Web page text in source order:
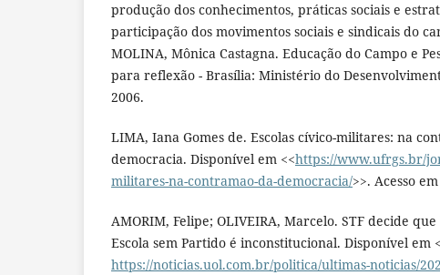
produção dos conhecimentos, práticas sociais e
participação dos movimentos sociais e sindicais do
MOLINA, Mônica Castagna. Educação do Campo e
para reflexão - Brasília: Ministério do
2006.
LIMA, Iana Gomes de. Escolas cívico-militares: na
democracia. Disponível em <<https://www.ufrgs.br/
militares-na-contramao-da-democracia/>>. Acesso
AMORIM, Felipe; OLIVEIRA, Marcelo. STF decide
Escola sem Partido é inconstitucional. Disponível em
https://noticias.uol.com.br/politica/ultimas-noticias/